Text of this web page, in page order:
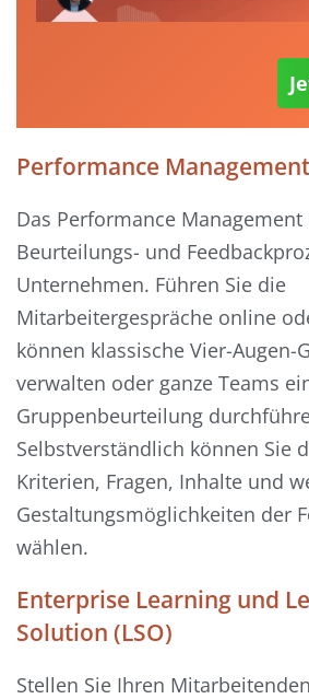
Performance
Das Performance
Beurteilungs- und
Unternehmen. Führen Sie die
Mitarbeitergespräche online
können klassische Vier-Augen-
verwalten oder ganze Teams
Gruppenbeurteilung
Selbstverständlich können Sie
Kriterien, Fragen, Inhalte und
Gestaltungsmöglichkeiten der
wählen.
Enterprise Learning und
Solution (LSO)
Stellen Sie Ihren